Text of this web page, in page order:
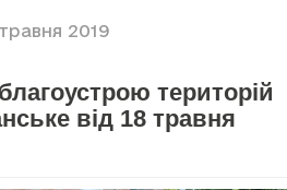
2019
територій
від 18 травня